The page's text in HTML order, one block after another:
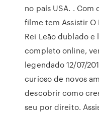
no país USA. . Com
filme tem Assistir O
Rei Leão dublado e
completo online,
legendado 12/07/
curioso de novos
descobrir como
seu por direito.